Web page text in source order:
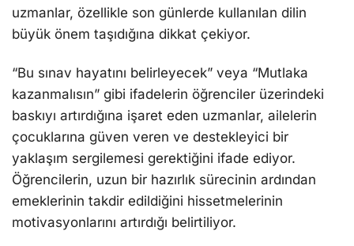
uzmanlar, özellikle son günlerde kullanılan dilin
büyük önem taşıdığına dikkat çekiyor.
“Bu sınav hayatını belirleyecek” veya “Mutlaka
kazanmalısın” gibi ifadelerin öğrenciler üzerindeki
baskıyı artırdığına işaret eden uzmanlar, ailelerin
çocuklarına güven veren ve destekleyici bir
yaklaşım sergilemesi gerektiğini ifade ediyor.
Öğrencilerin, uzun bir hazırlık sürecinin ardından
emeklerinin takdir edildiğini hissetmelerinin
motivasyonlarını artırdığı belirtiliyor.